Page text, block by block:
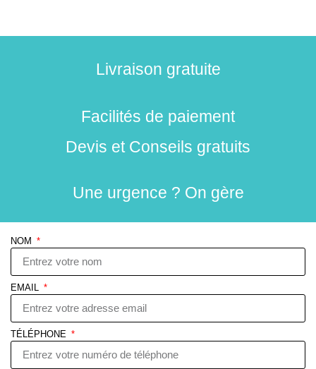
Livraison gratuite
Facilités de paiement
Devis et Conseils gratuits
Une urgence ? On gère
NOM
EMAIL
TÉLÉPHONE